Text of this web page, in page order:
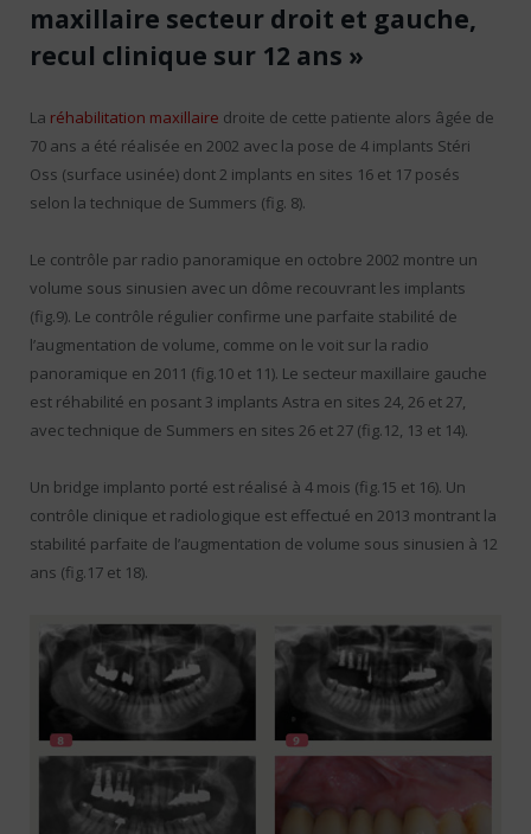
maxillaire secteur droit et gauche,
recul clinique sur 12 ans »
La réhabilitation maxillaire droite de cette patiente alors âgée de
70 ans a été réalisée en 2002 avec la pose de 4 implants Stéri
Oss (surface usinée) dont 2 implants en sites 16 et 17 posés
selon la technique de Summers (fig. 8).
Le contrôle par radio panoramique en octobre 2002 montre un
volume sous sinusien avec un dôme recouvrant les implants
(fig.9). Le contrôle régulier confirme une parfaite stabilité de
l’augmentation de volume, comme on le voit sur la radio
panoramique en 2011 (fig.10 et 11). Le secteur maxillaire gauche
est réhabilité en posant 3 implants Astra en sites 24, 26 et 27,
avec technique de Summers en sites 26 et 27 (fig.12, 13 et 14).
Un bridge implanto porté est réalisé à 4 mois (fig.15 et 16). Un
contrôle clinique et radiologique est effectué en 2013 montrant la
stabilité parfaite de l’augmentation de volume sous sinusien à 12
ans (fig.17 et 18).